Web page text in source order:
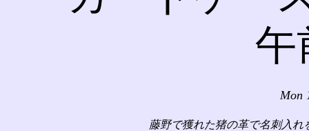
午
Mon
藤野で獲れた猪の革で名刺入